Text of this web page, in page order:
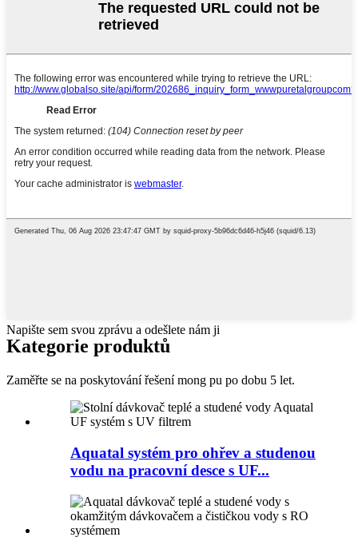
Napište sem svou zprávu a odešlete nám ji
Kategorie produktů
Zaměřte se na poskytování řešení mong pu po dobu 5 let.
Aquatal systém pro ohřev a studenou
vodu na pracovní desce s UF...